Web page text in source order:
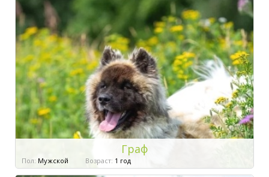
Граф
Пол: Мужской Возраст: 1 год